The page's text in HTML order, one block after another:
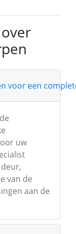
voor een
uw
van de
aan de